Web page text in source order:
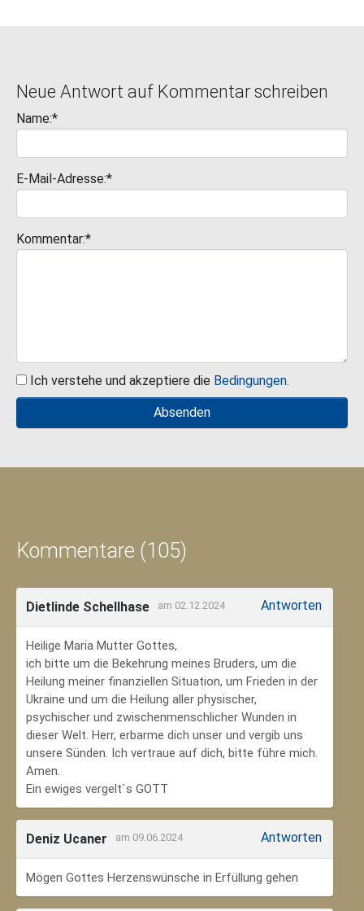
Neue Antwort auf Kommentar schreiben
Name:*
E-Mail-Adresse:*
Kommentar:*
Ich verstehe und akzeptiere die Bedingungen.
Kommentare (105)
Dietlinde Schellhase am 02.12.2024 Antworten
Heilige Maria Mutter Gottes,
ich bitte um die Bekehrung meines Bruders, um die
Heilung meiner finanziellen Situation, um Frieden in der
Ukraine und um die Heilung aller physischer,
psychischer und zwischenmenschlicher Wunden in
dieser Welt. Herr, erbarme dich unser und vergib uns
unsere Sünden. Ich vertraue auf dich, bitte führe mich.
Amen.
Ein ewiges vergelt`s GOTT
Deniz Ucaner am 09.06.2024 Antworten
Mögen Gottes Herzenswünsche in Erfüllung gehen